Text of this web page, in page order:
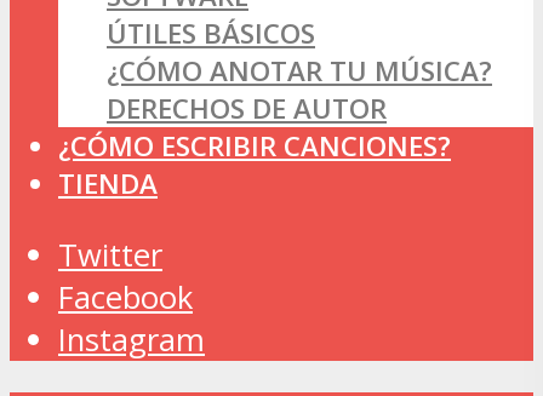
ÚTILES BÁSICOS
¿CÓMO ANOTAR TU MÚSICA?
DERECHOS DE AUTOR
¿CÓMO ESCRIBIR CANCIONES?
TIENDA
Twitter
Facebook
Instagram